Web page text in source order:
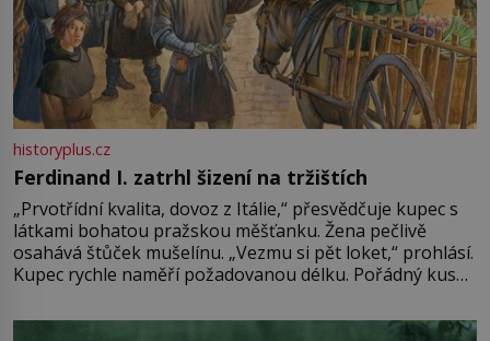
historyplus.cz
Ferdinand I. zatrhl šizení na tržištích
„Prvotřídní kvalita, dovoz z Itálie,“ přesvědčuje kupec s
látkami bohatou pražskou měšťanku. Žena pečlivě
osahává štůček mušelínu. „Vezmu si pět loket,“ prohlásí.
Kupec rychle naměří požadovanou délku. Pořádný kus
milostpaní. Stačí jenom na sukni,“ zhodnotí švadlena